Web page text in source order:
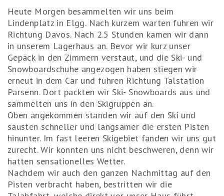
Heute Morgen besammelten wir uns beim
Lindenplatz in Elgg. Nach kurzem warten fuhren wir
Richtung Davos. Nach 2.5 Stunden kamen wir dann
in unserem Lagerhaus an. Bevor wir kurz unser
Gepäck in den Zimmern verstaut, und die Ski- und
Snowboardschuhe angezogen haben stiegen wir
erneut in dem Car und fuhren Richtung Talstation
Parsenn. Dort packten wir Ski- Snowboards aus und
sammelten uns in den Skigruppen an.
Oben angekommen standen wir auf den Ski und
sausten schneller und langsamer die ersten Pisten
hinunter. Im fast leeren Skigebiet fanden wir uns gut
zurecht. Wir konnten uns nicht beschweren, denn wir
hatten sensationelles Wetter.
Nachdem wir auch den ganzen Nachmittag auf den
Pisten verbracht haben, bestritten wir die